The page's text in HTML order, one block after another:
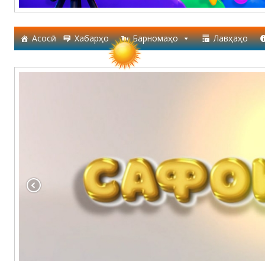
Асосӣ Хабарҳо Барномаҳо Лавҳаҳо